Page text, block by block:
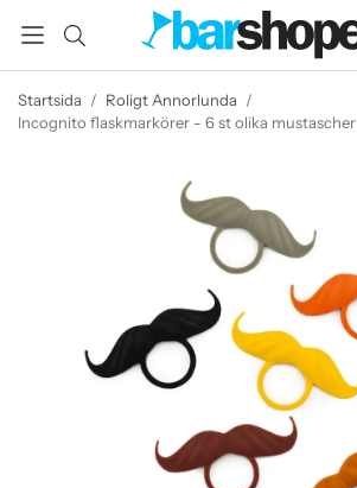
Startsida / Roligt Annorlunda /
Incognito flaskmarkörer - 6 st olika mustascher